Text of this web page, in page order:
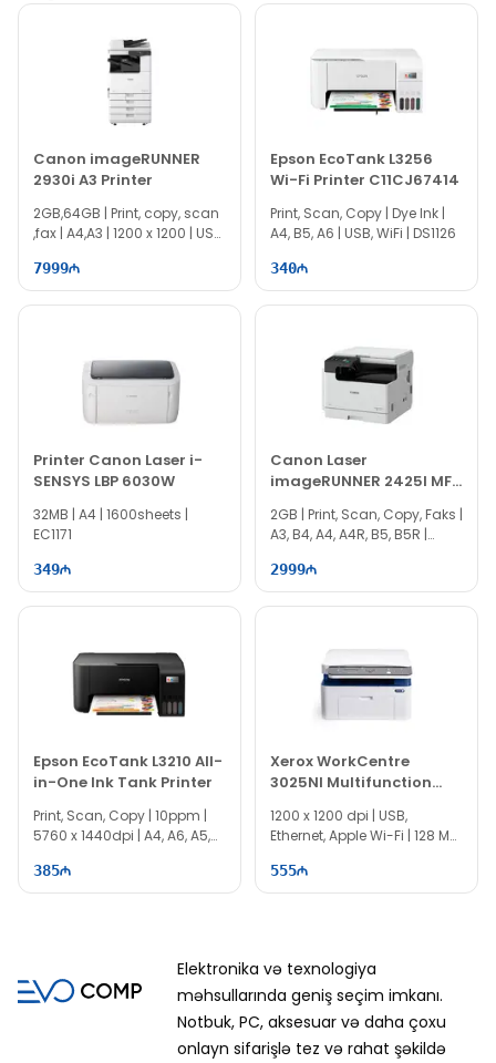
köçürmə yolu ilə əldə edə bilərsiniz.
Canon imageRUNNER
2930i A3 Printer
2GB,64GB | Print, copy, scan
,fax | A4,A3 | 1200 x 1200 | USB,
7999
Epson EcoTank L3256
Wi-Fi Printer C11CJ67414
Print, Scan, Copy | Dye Ink |
A4, B5, A6 | USB, WiFi | DS1126
340
Printer Canon Laser i-
SENSYS LBP 6030W
32MB | A4 | 1600sheets |
EC1171
349
Canon Laser
imageRUNNER 2425I MFP
4293C004
2GB | Print, Scan, Copy, Faks |
A3, B4, A4, A4R, B5, B5R |
2999
Epson EcoTank L3210 All-
in-One Ink Tank Printer
Print, Scan, Copy | 10ppm |
5760 x 1440dpi | A4, A6, A5,
385
Xerox WorkCentre
3025NI Multifunction
1200 x 1200 dpi | USB,
Ethernet, Apple Wi-Fi | 128 MB
555
Elektronika və texnologiya
məhsullarında geniş seçim imkanı.
Notbuk, PC, aksesuar və daha çoxu
onlayn sifarişlə tez və rahat şəkildə